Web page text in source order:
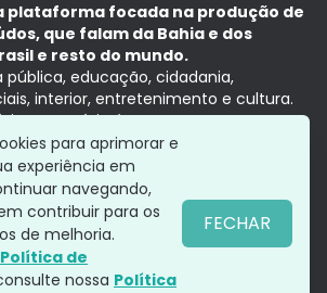
plataforma focada na produção de
que falam da Bahia e dos
e resto do mundo.
pública, educação, cidadania,
interior, entretenimento e cultura.
e a notícia é no tempo presente,
do Grupo Aratu.
de privacidade
para aprimorar e
experiência em
navegando,
contribuir para os
de melhoria.
Política de
nossa Política
FECHAR